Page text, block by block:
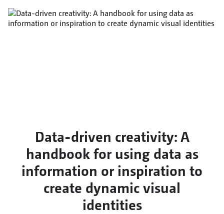
Data-driven creativity: A
handbook for using data as
information or inspiration to
create dynamic visual
identities